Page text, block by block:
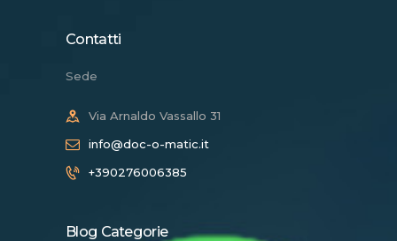
Contatti
Sede
Via Arnaldo Vassallo 31
info@doc-o-matic.it
+390276006385
Blog Categorie